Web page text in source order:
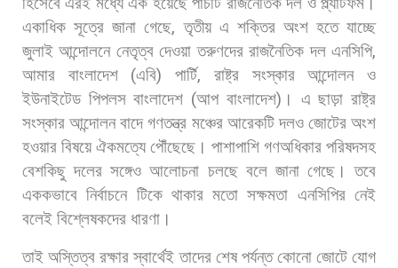
একাধিক সূত্রে জানা গেছে,তৃতীয় এ শক্তির অংশ হতে যাচ্ছে
জুলাই আন্দোলনে নেতৃত্ব দেওয়া তরুণদের রাজনৈতিক দল এনসিপি,
আমার বাংলাদেশ(এবি)পার্টি, রাষ্ট্র সংস্কার আন্দোলন
ও
ইউনাইটেড পিপলস বাংলাদেশ (আপ বাংলাদেশ) । এ ছাড়া রাষ্ট্র
সংস্কার আন্দোলন বাদে গণতন্ত্র মঞ্চের আরেকটি দলও জোটের অংশ
হওয়ার বিষয়ে ঐকমত্যে পৌঁছেছে। পাশাপাশি গণঅধিকার পরিষদসহ
বেশকিছু দলের সঙ্গেও আলোচনা চলছে বলে জানা গেছে।
তবে
এককভাবে নির্বাচনে টিকে থাকার মতো সক্ষমতা এনসিপির নেই
বলেই বিশ্লেষকদের ধারণা।
তাই অস্তিত্ব রক্ষার স্বার্থেই তাদের শেষ পর্যন্ত কোনো জোটে যোগ